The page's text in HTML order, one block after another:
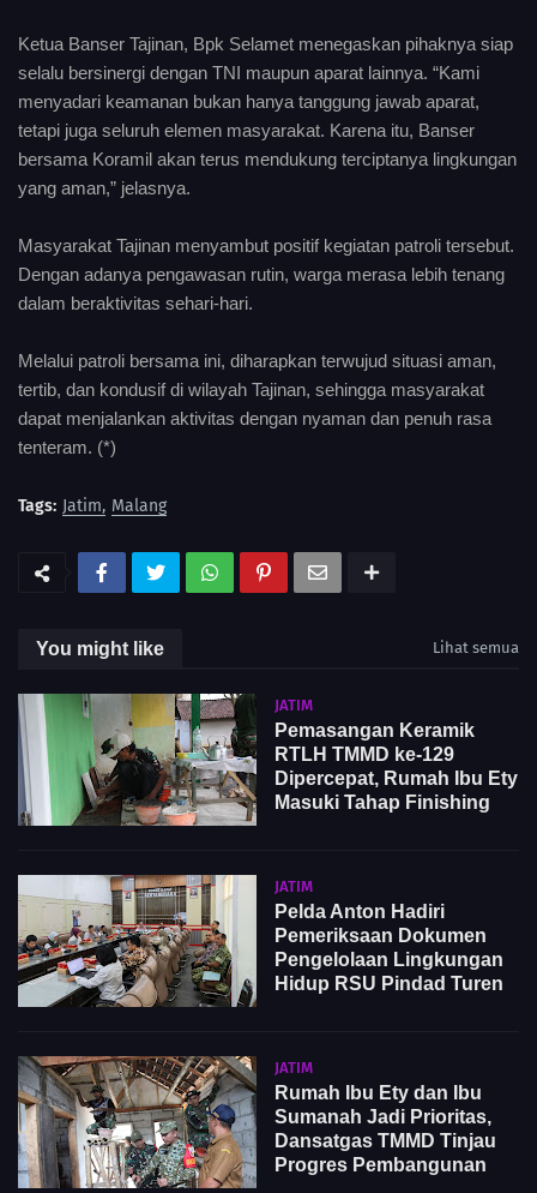
Ketua Banser Tajinan, Bpk Selamet menegaskan pihaknya siap
selalu bersinergi dengan TNI maupun aparat lainnya. “Kami
menyadari keamanan bukan hanya tanggung jawab aparat,
tetapi juga seluruh elemen masyarakat. Karena itu, Banser
bersama Koramil akan terus mendukung terciptanya lingkungan
yang aman,” jelasnya.
Masyarakat Tajinan menyambut positif kegiatan patroli tersebut.
Dengan adanya pengawasan rutin, warga merasa lebih tenang
dalam beraktivitas sehari-hari.
Melalui patroli bersama ini, diharapkan terwujud situasi aman,
tertib, dan kondusif di wilayah Tajinan, sehingga masyarakat
dapat menjalankan aktivitas dengan nyaman dan penuh rasa
tenteram. (*)
Tags: Jatim Malang
You might like Lihat semua
JATIM
Pemasangan Keramik
RTLH TMMD ke-129
Dipercepat, Rumah Ibu Ety
Masuki Tahap Finishing
JATIM
Pelda Anton Hadiri
Pemeriksaan Dokumen
Pengelolaan Lingkungan
Hidup RSU Pindad Turen
JATIM
Rumah Ibu Ety dan Ibu
Sumanah Jadi Prioritas,
Dansatgas TMMD Tinjau
Progres Pembangunan